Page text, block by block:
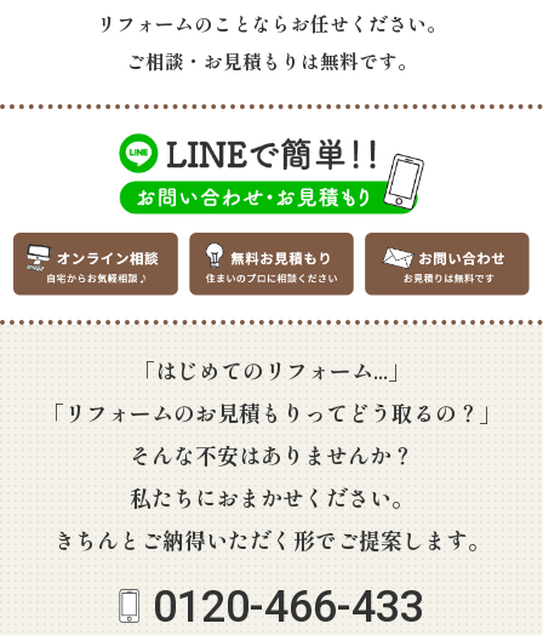
リフォームのことならお任せください。
ご相談・お見積もりは無料です。
「はじめてのリフォーム...」
「リフォームのお見積もりってどう取るの？」
そんな不安はありませんか？
私たちにおまかせください。
きちんとご納得いただく形でご提案します。
0120-466-433